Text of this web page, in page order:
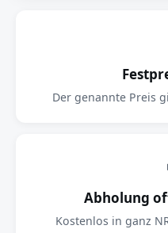
Der genannte Preis
Abholung
Kostenlos in ganz